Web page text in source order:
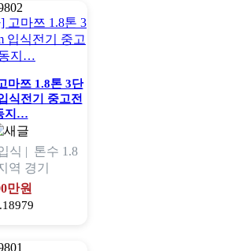
마쯔 1.8톤 3단
식전기 중고전
지…
식 | 톤수 1.8
역 경기
만원